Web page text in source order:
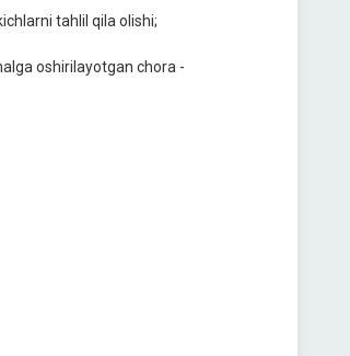
tahlil qila olishi;
oshirilayotgan chora -